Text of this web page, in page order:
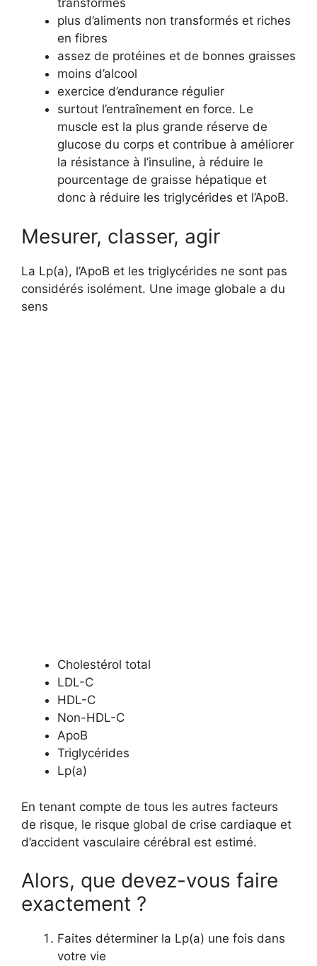
transformés
plus d’aliments non transformés et riches
en fibres
assez de protéines et de bonnes graisses
moins d’alcool
exercice d’endurance régulier
surtout l’entraînement en force. Le
muscle est la plus grande réserve de
glucose du corps et contribue à améliorer
la résistance à l’insuline, à réduire le
pourcentage de graisse hépatique et
donc à réduire les triglycérides et l’ApoB.
Mesurer, classer, agir
La Lp(a), l’ApoB et les triglycérides ne sont pas
considérés isolément. Une image globale a du
sens
Cholestérol total
LDL-C
HDL-C
Non-HDL-C
ApoB
Triglycérides
Lp(a)
En tenant compte de tous les autres facteurs
de risque, le risque global de crise cardiaque et
d’accident vasculaire cérébral est estimé.
Alors, que devez-vous faire
exactement ?
Faites déterminer la Lp(a) une fois dans
votre vie